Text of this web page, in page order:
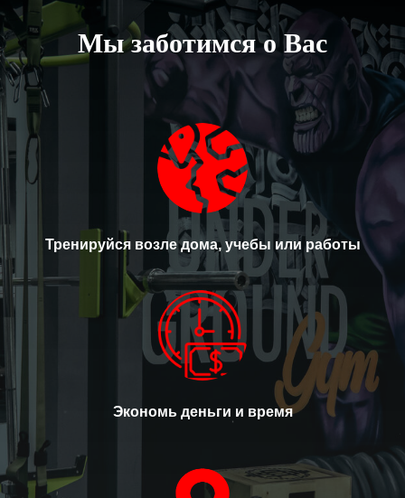
Мы заботимся о Вас
Тренируйся возле дома, учебы или работы
Экономь деньги и время